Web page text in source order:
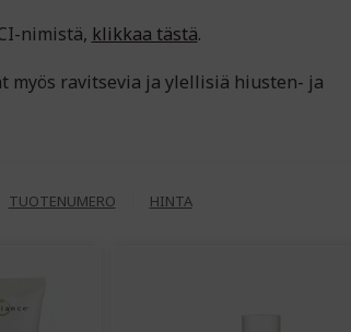
nimistä, klikkaa tästä.
myös ravitsevia ja ylellisiä hiusten- ja
TUOTENUMERO HINTA